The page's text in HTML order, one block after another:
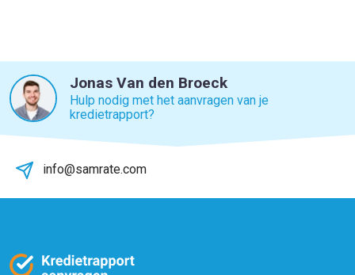
Jonas Van den Broeck
Hulp nodig met het aanvragen van je
kredietrapport?
info@samrate.com